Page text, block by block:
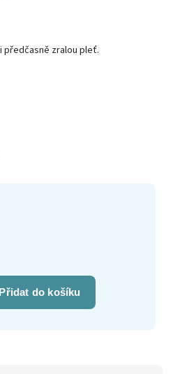
Přidat do košíku
předčasně zralou pleť.